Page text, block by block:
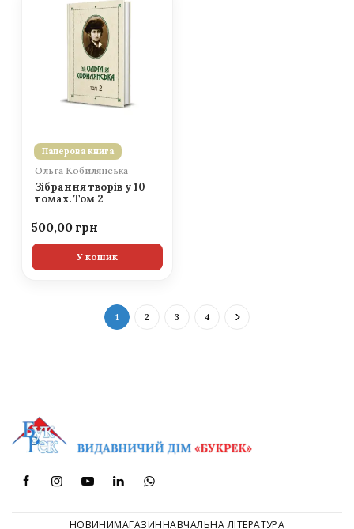
Паперова книга
Ольга Кобилянська
Зібрання творів у 10
томах. Том 2
500,00
У кошик
1 2 3 4
НОВИНИМАГАЗИННАВЧАЛЬНА ЛІТЕРАТУРА